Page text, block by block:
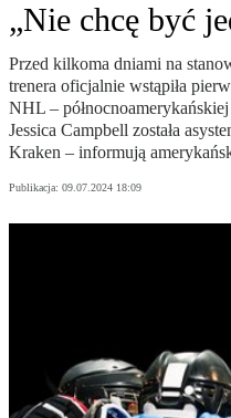
„Nie chcę być
Przed kilkoma dniami na
trenera oficjalnie wstąpiła
NHL –
Jessica Campbell została
Kraken – informują
Publikacja: 09.07.2024 18:09